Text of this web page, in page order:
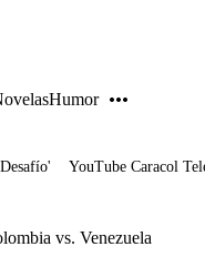
Humor
YouTube Caracol
vs. Venezuela